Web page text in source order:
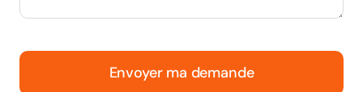
Envoyer ma demande